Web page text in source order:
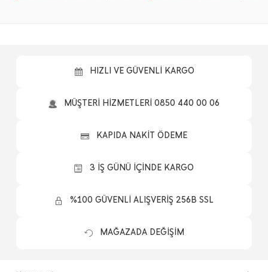
HIZLI VE GÜVENLİ KARGO
MÜŞTERİ HİZMETLERİ 0850 440 00 06
KAPIDA NAKİT ÖDEME
3 İŞ GÜNÜ İÇİNDE KARGO
%100 GÜVENLİ ALIŞVERİŞ 256B SSL
MAĞAZADA DEĞİŞİM